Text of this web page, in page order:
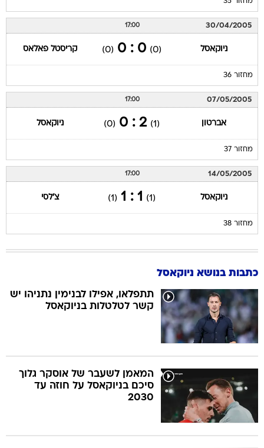
30/04/2005
17:00
ניוקאסל (0)
0 : 0
(0) קריסטל פאלאס
מחזור 36
07/05/2005
17:00
אברטון (1)
2 : 0
(0) ניוקאסל
מחזור 37
14/05/2005
17:00
ניוקאסל (1)
1 : 1
(1) צ'לסי
מחזור 38
כתבות בנושא ניוקאסל
תתפלאו, אפילו לבנימין נתניהו יש
קשר לטלטלות בניוקאסל
המאמן לשעבר של אוסקר גלוך
סיכם בניוקאסל על חוזה עד
2030